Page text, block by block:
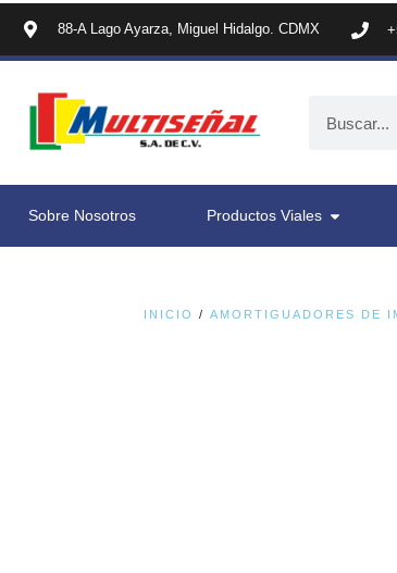
88-A Lago Ayarza, Miguel Hidalgo. CDMX
Sobre Nosotros Productos Viales
INICIO / AMORTIGUADORES DE